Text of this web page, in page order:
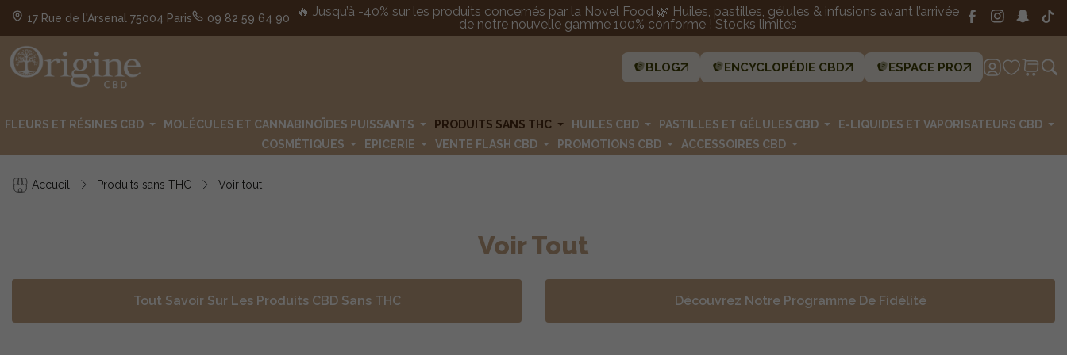
17 Rue de l'Arsenal 75004 Paris 09 82 59 64 90
🔥 Jusqu’à -40% sur les produits concernés par la Novel Food 🌿 Huiles, pastilles, gélules & infusions avant l’arrivée
de notre nouvelle gamme 100% conforme ! Stocks limités
BLOG ENCYCLOPÉDIE CBD ESPACE PRO
FLEURS ET RÉSINES CBD MOLÉCULES ET CANNABINOÏDES PUISSANTS PRODUITS SANS THC HUILES CBD PASTILLES ET GÉLULES CBD
E-LIQUIDES ET VAPORISATEURS CBD
COSMÉTIQUES
EPICERIE VENTE FLASH CBD PROMOTIONS CBD ACCESSOIRES CBD
Accueil Produits sans THC Voir tout
Voir Tout
Tout Savoir Sur Les Produits CBD Sans THC Découvrez Notre Programme De Fidélité